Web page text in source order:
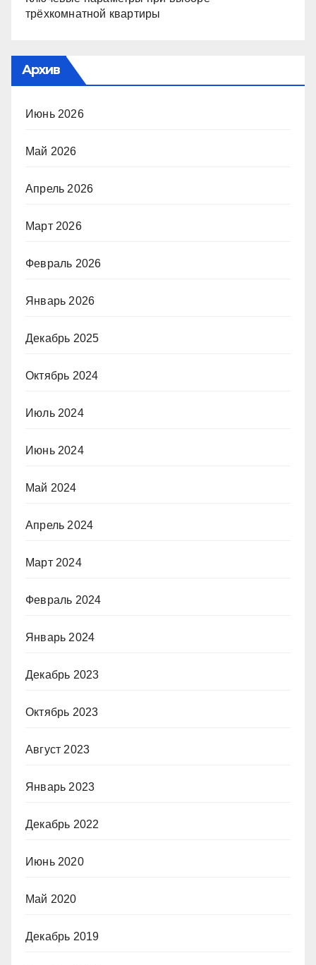
трёхкомнатной квартиры
Архив
Июнь 2026
Май 2026
Апрель 2026
Март 2026
Февраль 2026
Январь 2026
Декабрь 2025
Октябрь 2024
Июль 2024
Июнь 2024
Май 2024
Апрель 2024
Март 2024
Февраль 2024
Январь 2024
Декабрь 2023
Октябрь 2023
Август 2023
Январь 2023
Декабрь 2022
Июнь 2020
Май 2020
Декабрь 2019